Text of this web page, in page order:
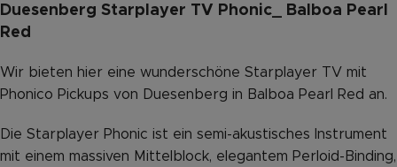
Duesenberg Starplayer TV Phonic_ Balboa Pearl
Red
Wir bieten hier eine wunderschöne Starplayer TV mit
Phonico Pickups von Duesenberg in Balboa Pearl Red an.
Die Starplayer Phonic ist ein semi-akustisches Instrument
mit einem massiven Mittelblock, elegantem Perloid-Binding,